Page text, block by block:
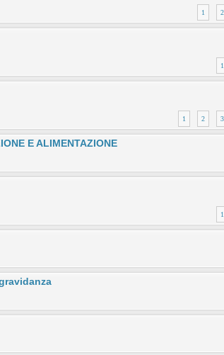
1 2
1
1 2 3
E ALIMENTAZIONE
1